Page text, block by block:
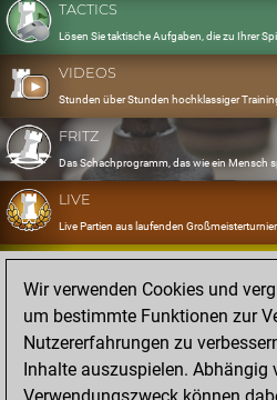
TACTICS
Lösen Sie taktische Aufgaben, die zu Ihrer
VIDEOS
Stunden über Stunden hochklassiger
FRITZ
Das Schachprogramm, das wie ein Mensch
LIVE
Live Partien aus laufenden
OPENINGS
Erfassen und Üben Sie Ihr
DATABASE
Acht Millionen starke Partien
MYGAMES
Wir verwenden Cookies und
um bestimmte Funktionen zur
Nutzererfahrungen zu
Inhalte auszuspielen. Abhängig